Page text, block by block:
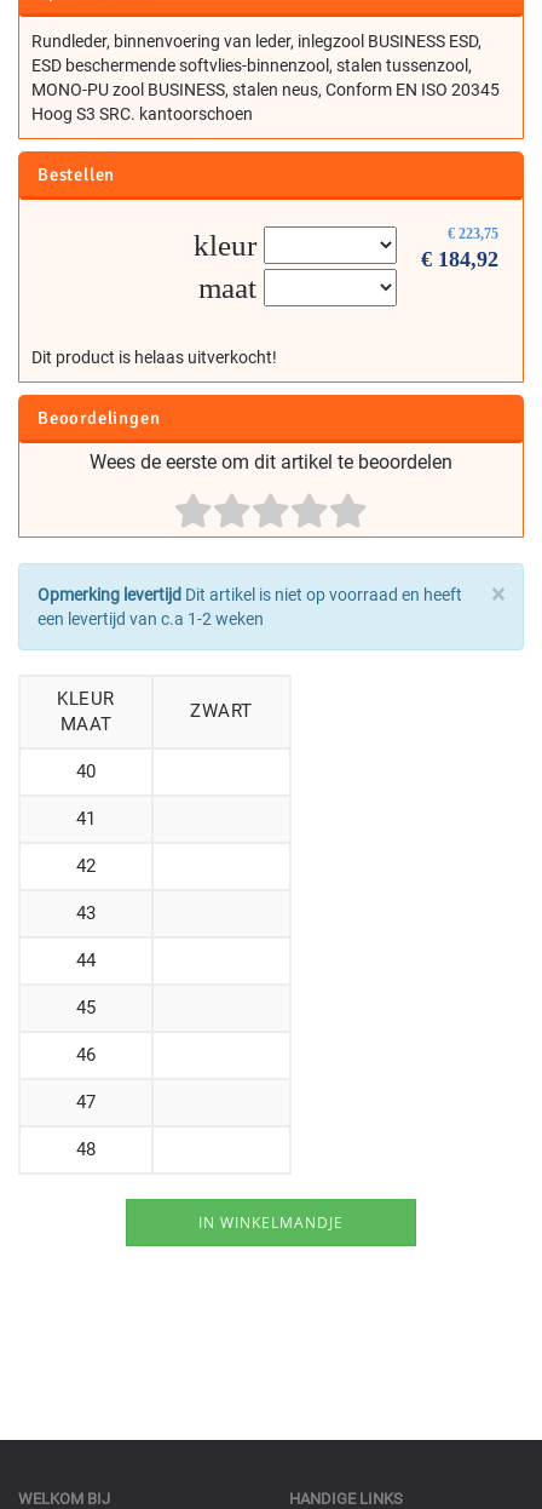
Rundleder, binnenvoering van leder, inlegzool BUSINESS ESD,
ESD beschermende softvlies-binnenzool, stalen tussenzool,
MONO-PU zool BUSINESS, stalen neus, Conform EN ISO 20345
Hoog S3 SRC. kantoorschoen
Bestellen
€ 223,75
€ 184,92
kleur
maat
Dit product is helaas uitverkocht!
Beoordelingen
Wees de eerste om dit artikel te beoordelen
×
Opmerking levertijd Dit artikel is niet op voorraad en heeft
een levertijd van c.a 1-2 weken
KLEUR
MAAT
ZWART
40
41
42
43
44
45
46
47
48
WELKOM BIJ
HANDIGE LINKS